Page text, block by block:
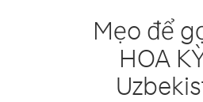
Mẹo để
HOA